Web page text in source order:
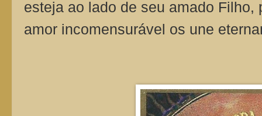
esteja ao lado de seu amado
amor incomensurável os une